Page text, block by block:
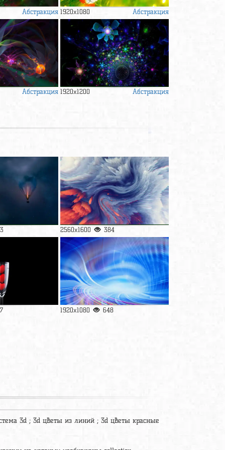
Абстракция 1920x1080 Абстракция
Абстракция 1920x1200 Абстракция
2560x1600 384
1920x1080 648
3d ; 3d цветы из линий ; 3d цветы красные